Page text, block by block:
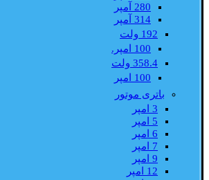
280 آمپر
314 آمپر
192 ولت
100 امپر.
358.4 ولت
100 امپر
باتری موتور
3 امپر
5 امپر
6 امپر
7 امپر
9 امپر
12 امپر